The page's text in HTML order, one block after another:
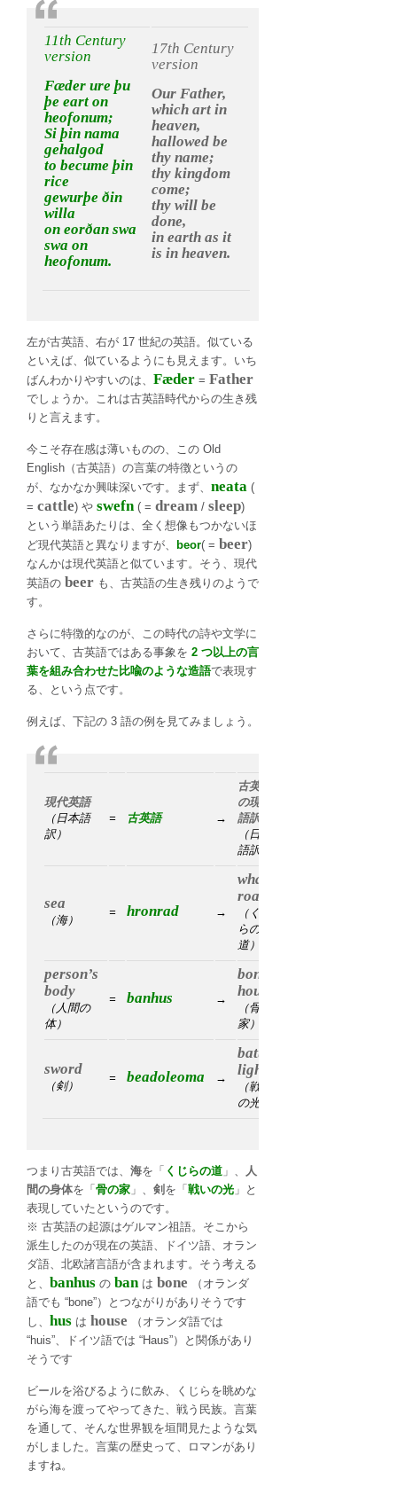
11th Century
version
Fæder ure þu
þe eart on
heofonum;
Si þin nama
gehalgod
to becume þin
rice
gewurþe ðin
willa
on eorðan swa
swa on
heofonum.
17th Century
version
Our Father,
which art in
heaven,
hallowed be
thy name;
thy kingdom
come;
thy will be
done,
in earth as it
is in heaven.
左が古英語、右が 17 世紀の英語。似ている
といえば、似ているようにも見えます。いち
ばんわかりやすいのは、 Fæder = Father
でしょうか。これは古英語時代からの生き残
りと言えます。
今こそ存在感は薄いものの、この Old
English（古英語）の言葉の特徴というの
が、なかなか興味深いです。まず、 neata (
= cattle) や swefn( = dream / sleep)
という単語あたりは、全く想像もつかないほ
ど現代英語と異なりますが、
beor( = beer)
なんかは現代英語と似ています。そう、現代
英語の beer も、古英語の生き残りのようで
す。
さらに特徴的なのが、この時代の詩や文学に
おいて、古英語ではある事象を 2 つ以上の言
葉を組み合わせた比喩のような造語で表現す
る、という点です。
例えば、下記の 3 語の例を見てみましょう。
現代英語
（日本語
訳）
= 古英語 →
古英語
の現代
語訳
（日本
語訳）
sea
（海）
= hronrad →
whale-
road
（くじ
らの
道）
person’s
body
（人間の
体）
= banhus →
bone-
house
（骨の
家）
sword
（剣）
= beadoleoma →
battle-
light
（戦い
の光）
つまり古英語では、 海を「 くじらの道 」、
人
間の身体を「骨の家 」、 剣 を「戦いの光 」と
表現していたというのです。
※ 古英語の起源はゲルマン祖語。そこから
派生したのが現在の英語、ドイツ語、オラン
ダ語、北欧諸言語が含まれます。そう考える
と、 banhus の ban は bone （オランダ
語でも “bone”）とつながりがありそうです
し、 hus は house （オランダ語では
“huis”、ドイツ語では “Haus”）と関係があり
そうです
ビールを浴びるように飲み、くじらを眺めな
がら海を渡ってやってきた、戦う民族。言葉
を通して、そんな世界観を垣間見たような気
がしました。言葉の歴史って、ロマンがあり
ますね。